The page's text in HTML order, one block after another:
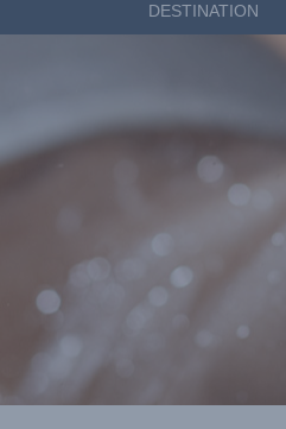
DESTINATION